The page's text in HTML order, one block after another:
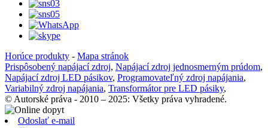
Horúce produkty - Mapa stránok
Prispôsobený napájací zdroj, Napájací zdroj jednosmerným prúdom,
Napájací zdroj LED pásikov, Programovateľný zdroj napájania,
Variabilný zdroj napájania, Transformátor pre LED pásiky,
© Autorské práva - 2010 – 2025: Všetky práva vyhradené.
Odoslať e-mail